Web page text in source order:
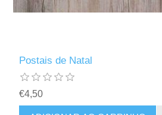
Postais de Natal
€4,50